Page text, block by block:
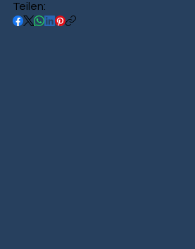
Teilen: